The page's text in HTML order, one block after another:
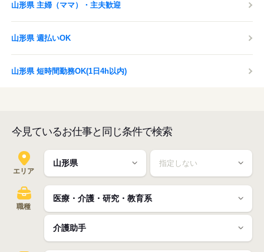
山形県 主婦（ママ）・主夫歓迎
山形県 週払いOK
山形県 短時間勤務OK(1日4h以内)
今見ているお仕事と同じ条件で検索
エリア
職種